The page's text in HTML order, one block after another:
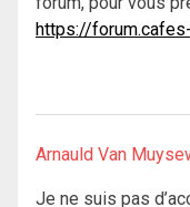
https://
Arnauld Van
Je ne suis pas